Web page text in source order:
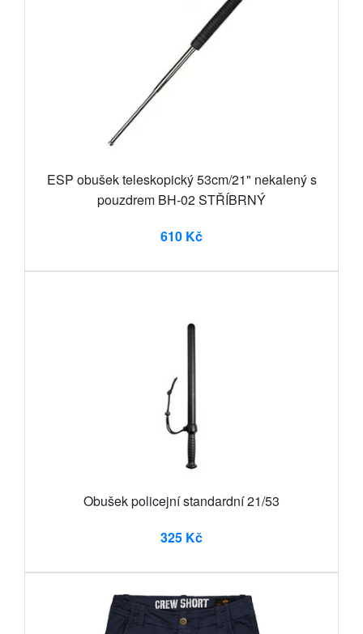
ESP obušek teleskopický 53cm/21" nekalený s
pouzdrem BH-02 STŘÍBRNÝ
610 Kč
Obušek policejní standardní 21/53
325 Kč